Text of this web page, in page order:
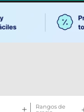
Rangos de